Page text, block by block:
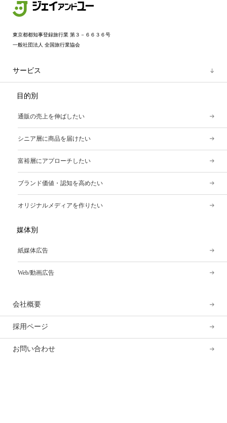
東京都都知事登録旅行業 第３－６６３６号
一般社団法人 全国旅行業協会
サービス
目的別
通販の売上を伸ばしたい
シニア層に商品を届けたい
富裕層にアプローチしたい
ブランド価値・認知を高めたい
オリジナルメディアを作りたい
媒体別
紙媒体広告
Web/動画広告
会社概要
採用ページ
お問い合わせ